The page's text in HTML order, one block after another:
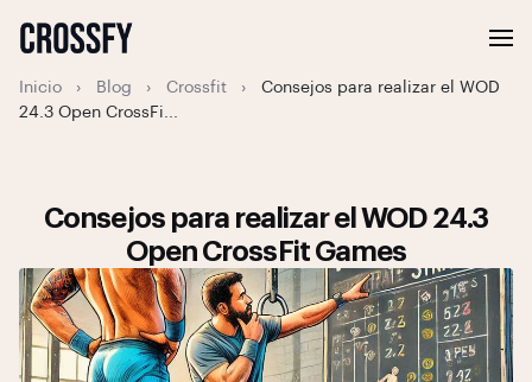
Inicio › Blog › Crossfit ›
Consejos para realizar el WOD
24.3 Open CrossFi...
Consejos para realizar el WOD 24.3
Open CrossFit Games